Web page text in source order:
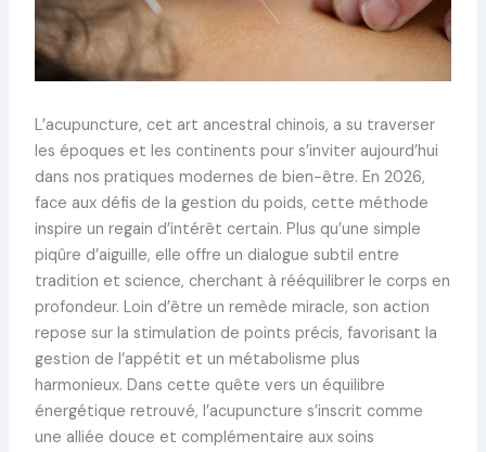
L’acupuncture, cet art ancestral chinois, a su traverser
les époques et les continents pour s’inviter aujourd’hui
dans nos pratiques modernes de bien-être. En 2026,
face aux défis de la gestion du poids, cette méthode
inspire un regain d’intérêt certain. Plus qu’une simple
piqûre d’aiguille, elle offre un dialogue subtil entre
tradition et science, cherchant à rééquilibrer le corps en
profondeur. Loin d’être un remède miracle, son action
repose sur la stimulation de points précis, favorisant la
gestion de l’appétit et un métabolisme plus
harmonieux. Dans cette quête vers un équilibre
énergétique retrouvé, l’acupuncture s’inscrit comme
une alliée douce et complémentaire aux soins